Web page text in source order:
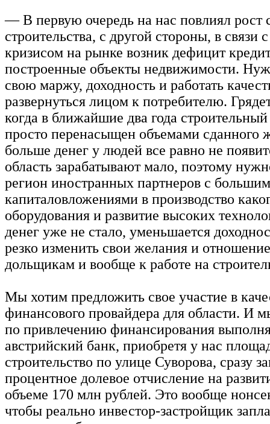
— В первую очередь на нас повлиял рост
строительства, с другой стороны, в связи
кризисом на рынке возник дефицит
построенные объекты недвижимости.
свою маржу, доходность и работать
развернуться лицом к потребителю.
когда в ближайшие два года
просто перенасыщен объемами сданного
больше денег у людей все равно не
область зарабатывают мало, поэтому
регион иностранных партнеров с
капиталовложениями в производство
оборудования и развитие высоких
денег уже не стало, уменьшается
резко изменить свои желания и
дольщикам и вообще к работе на
Мы хотим предложить свое участие в
финансового провайдера для области. И
по привлечению финансирования
австрийский банк, приобретя у нас
строительство по улице Суворова, сразу
процентное долевое отчисление на
объеме 170 млн рублей. Это вообще
чтобы реально инвестор-застройщик